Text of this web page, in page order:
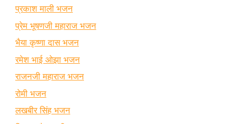
प्रकाश माली भजन
प्रेम भूषणजी महाराज भजन
भैया कृष्णा दास भजन
रमेश भाई ओझा भजन
राजनजी महाराज भजन
रोमी भजन
लखबीर सिंह भजन